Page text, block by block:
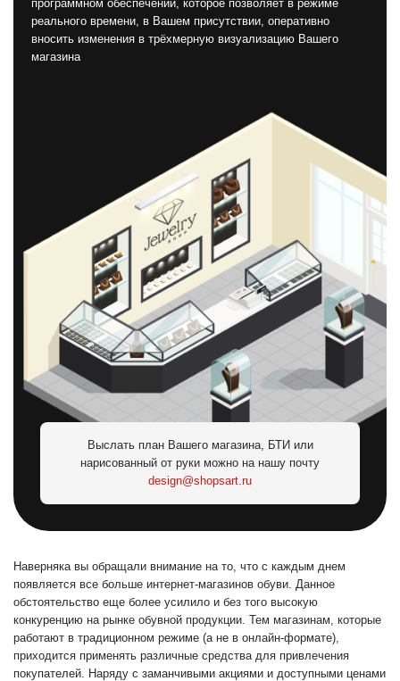
программном обеспечении, которое позволяет в режиме
реального времени, в Вашем присутствии, оперативно
вносить изменения в трёхмерную визуализацию Вашего
магазина
Выслать план Вашего магазина, БТИ или
нарисованный от руки можно на нашу почту
design@shopsart.ru
Наверняка вы обращали внимание на то, что с каждым днем
появляется все больше интернет-магазинов обуви. Данное
обстоятельство еще более усилило и без того высокую
конкуренцию на рынке обувной продукции. Тем магазинам, которые
работают в традиционном режиме (а не в онлайн-формате),
приходится применять различные средства для привлечения
покупателей. Наряду с заманчивыми акциями и доступными ценами